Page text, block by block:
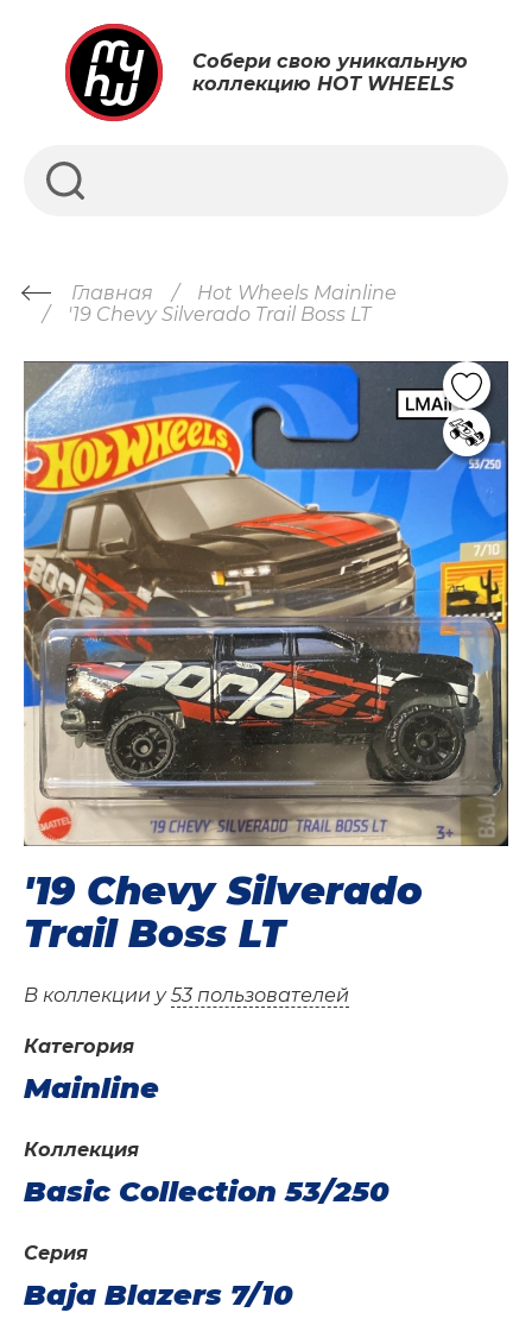
Собери свою уникальную
коллекцию HOT WHEELS
Главная
Hot Wheels Mainline
'19 Chevy Silverado Trail Boss LT
'19 Chevy Silverado
Trail Boss LT
В коллекции у53 пользователей
Категория
Mainline
Коллекция
Basic Collection 53/250
Серия
Baja Blazers 7/10